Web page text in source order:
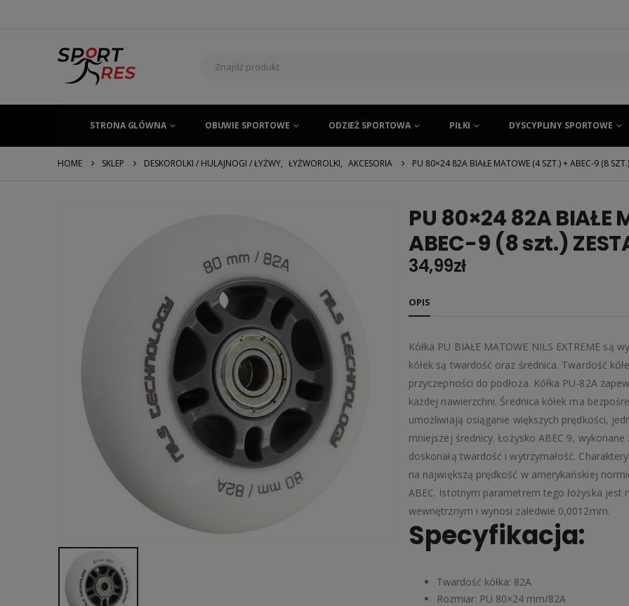
STRONA GLÓWNA OBUWIE SPORTOWE ODZIEŻ SPORTOWA PIŁKI DYSCYPLINY SPORTOWE
HOME SKLEP DESKOROLKI / HULAJNOGI / ŁYŻWY, ŁYŻWOROLKI, AKCESORIA PU 80×24 82A BIAŁE MATOWE (4 SZT.) + ABEC-9 (8 SZT.)
PU 80×24 82A BIAŁE
ABEC-9 (8 szt.)
34,99zł
OPIS
Kółka PU BIAŁE MATOWE NILS EXTREME
kółek są twardość oraz średnica. Twardość
przyczepności do podłoża. Kółka PU-82A
każdej nawierzchni. Średnica kółek ma
umożliwiają osiąganie większych prędkości,
mniejszej średnicy. Łożysko ABEC 9,
doskonałą twardość i wytrzymałość.
na największą prędkość w amerykańskiej
ABEC. Istotnym parametrem tego łożyska
wewnętrznym i wynosi zaledwie 0,0012mm.
Specyfikacja:
Twardość kółka: 82A
Rozmiar: PU 80×24 mm/82A